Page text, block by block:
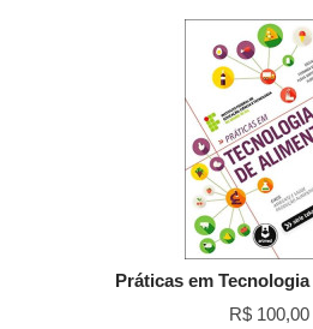
Práticas em
R$ 100,00